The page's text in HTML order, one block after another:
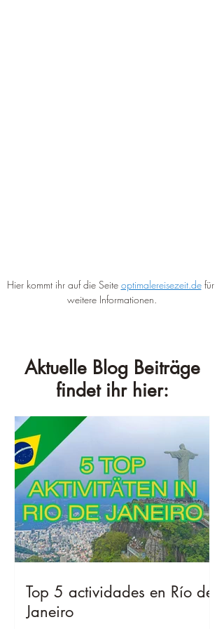
Hier kommt ihr auf die Seite optimalereisezeit.de für
weitere Informationen.
Aktuelle Blog Beiträge
findet ihr hier:
Top 5 actividades en Río de
Janeiro